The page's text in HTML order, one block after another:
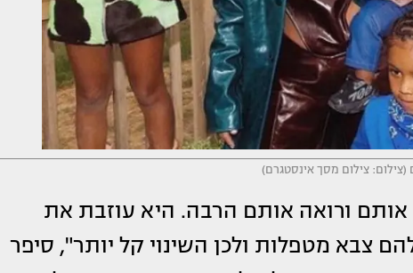
(צילום: צילום מסך אינסטגרם)
אותם ורואה אותם הרבה. היא עוזבת את
צבא מטפלות ולכן השינוי קל יותר", סיפר